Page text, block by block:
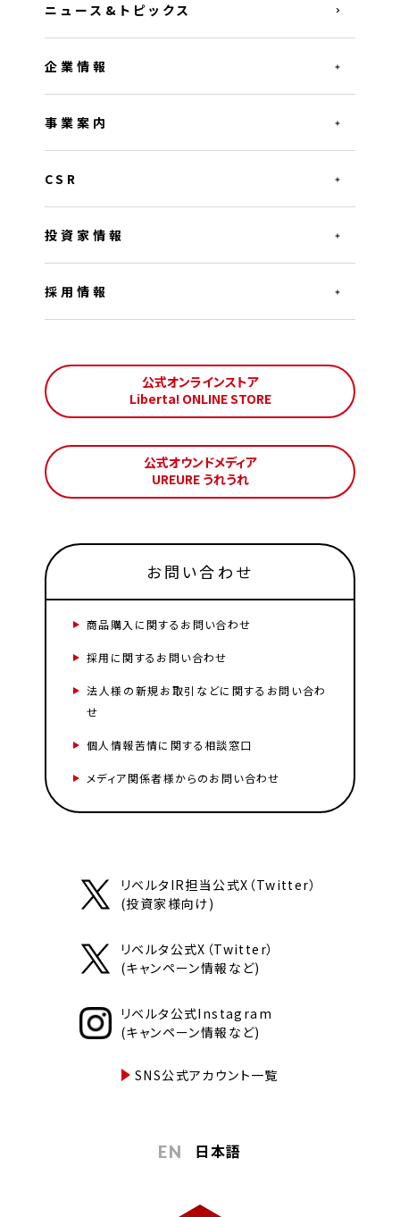
ニュース&トピックス
企業情報
事業案内
CSR
投資家情報
採用情報
公式オンラインストア
Liberta! ONLINE STORE
公式オウンドメディア
UREURE うれうれ
お問い合わせ
商品購入に関するお問い合わせ
採用に関するお問い合わせ
法人様の新規お取引などに関するお問い合わ
せ
個人情報苦情に関する相談窓口
メディア関係者様からのお問い合わせ
リベルタIR担当公式X（Twitter）
(投資家様向け)
リベルタ公式X（Twitter）
(キャンペーン情報など)
リベルタ公式Instagram
(キャンペーン情報など)
SNS公式アカウント一覧
EN 日本語